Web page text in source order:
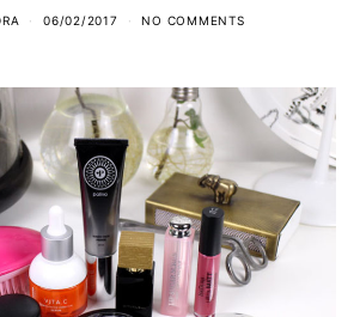
06/02/2017 NO COMMENTS